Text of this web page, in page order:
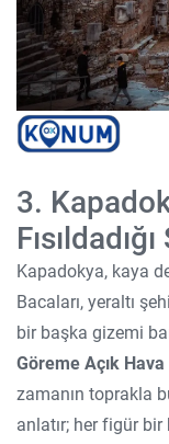
3.
Kapadokya, kaya
Bacaları, yeraltı
bir başka gizemi
Göreme Açık
zamanın toprakla
anlatır; her figür